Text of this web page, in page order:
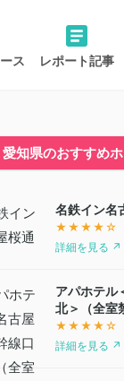
ス レポート記事
愛知県のおすすめ
名鉄イン名
★★★★☆
詳細を見る ↗
アパホテル
北＞（全室
★★★★☆
詳細を見る ↗